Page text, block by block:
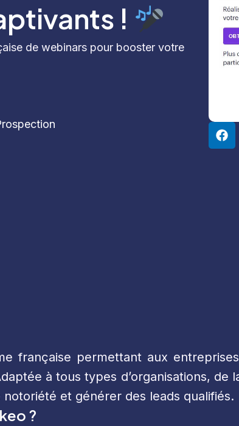
!
de webinars pour booster votre
française permettant aux
à tous types d’organisations,
et générer des leads qualifiés.
?